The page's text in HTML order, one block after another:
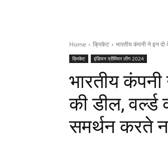
Home क्रिकेट भारतीय कंपनी ने इन
क्रिकेट इंडियन प्रीमियर लीग 2024
भारतीय
की डील,
समर्थन करते